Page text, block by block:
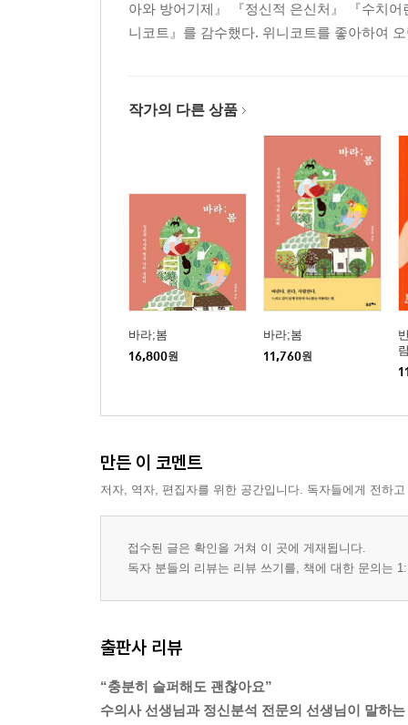
아와 방어기제』 『정신적 은신처』 『수치
니코트』를 감수했다. 위니코트를 좋아하여
작가의 다른 상품
바라;봄
16,800원
바라;봄
11,760원
만든 이 코멘트
저자, 역자, 편집자를 위한 공간입니다. 독자들에게 전하
접수된 글은 확인을 거쳐 이 곳에 게재됩니다.
독자 분들의 리뷰는 리뷰 쓰기를, 책에 대한 문의는
출판사 리뷰
“충분히 슬퍼해도 괜찮아요”
수의사 선생님과 정신분석 전문의 선생님이 말하는